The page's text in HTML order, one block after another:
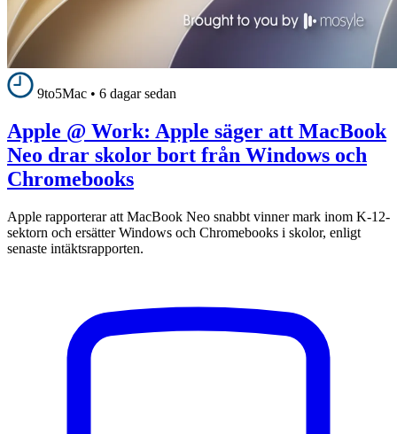
9to5Mac • 6 dagar sedan
Apple @ Work: Apple säger att MacBook
Neo drar skolor bort från Windows och
Chromebooks
Apple rapporterar att MacBook Neo snabbt vinner mark inom K-12-
sektorn och ersätter Windows och Chromebooks i skolor, enligt
senaste intäktsrapporten.